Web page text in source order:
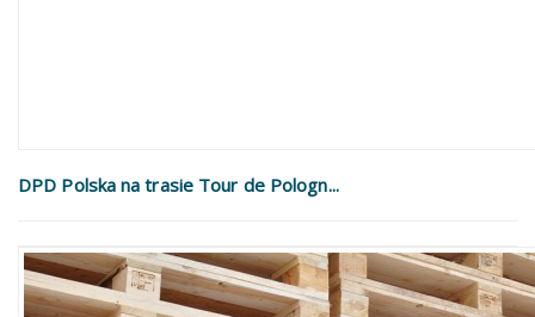
DPD Polska na trasie Tour de Pologn...